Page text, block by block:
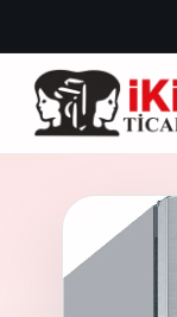
İKIZ TICARET